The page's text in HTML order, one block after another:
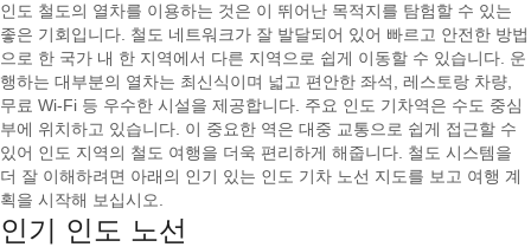
인도 철도의 열차를 이용하는 것은 이 뛰어난 목적지를 탐험할 수 있는
좋은 기회입니다. 철도 네트워크가 잘 발달되어 있어 빠르고 안전한 방법
으로 한 국가 내 한 지역에서 다른 지역으로 쉽게 이동할 수 있습니다. 운
행하는 대부분의 열차는 최신식이며 넓고 편안한 좌석, 레스토랑 차량,
무료 Wi-Fi 등 우수한 시설을 제공합니다. 주요 인도 기차역은 수도 중심
부에 위치하고 있습니다. 이 중요한 역은 대중 교통으로 쉽게 접근할 수
있어 인도 지역의 철도 여행을 더욱 편리하게 해줍니다. 철도 시스템을
더 잘 이해하려면 아래의 인기 있는 인도 기차 노선 지도를 보고 여행 계
획을 시작해 보십시오.
인기 인도 노선